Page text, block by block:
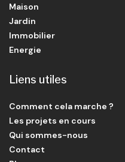
Maison
Jardin
Immobilier
Energie
Liens utiles
Comment cela marche ?
Les projets en cours
Qui sommes-nous
Contact